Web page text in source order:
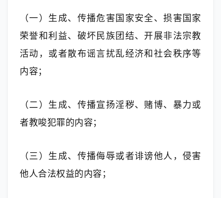
（一）生成、传播危害国家安全、损害国家
荣誉和利益、破坏民族团结、开展非法宗教
活动，或者散布谣言扰乱经济和社会秩序等
内容；
（二）生成、传播宣扬淫秽、赌博、暴力或
者教唆犯罪的内容；
（三）生成、传播侮辱或者诽谤他人，侵害
他人合法权益的内容；